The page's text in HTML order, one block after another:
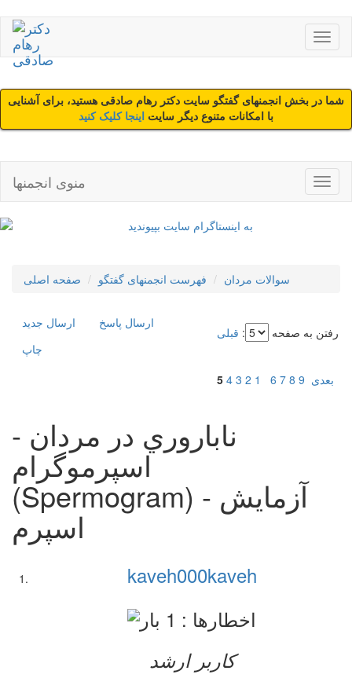
شما در بخش انجمنهای گفتگو سایت دکتر رهام صادقی هستید، برای آشنایی
با امکانات متنوع دیگر سایت اینجا کلیک کنید
منوی انجمنها
صفحه اصلی فهرست انجمنهای گفتگو سوالات مردان
ارسال جديد
ارسال پاسخ
چاپ
رفتن به صفحه : قبلی
1
2
3
4
5 6 7 8 9 بعدی
ناباروري در مردان -
اسپرموگرام
(Spermogram) - آزمایش
اسپرم
kaveh000kaveh
کاربر ارشد